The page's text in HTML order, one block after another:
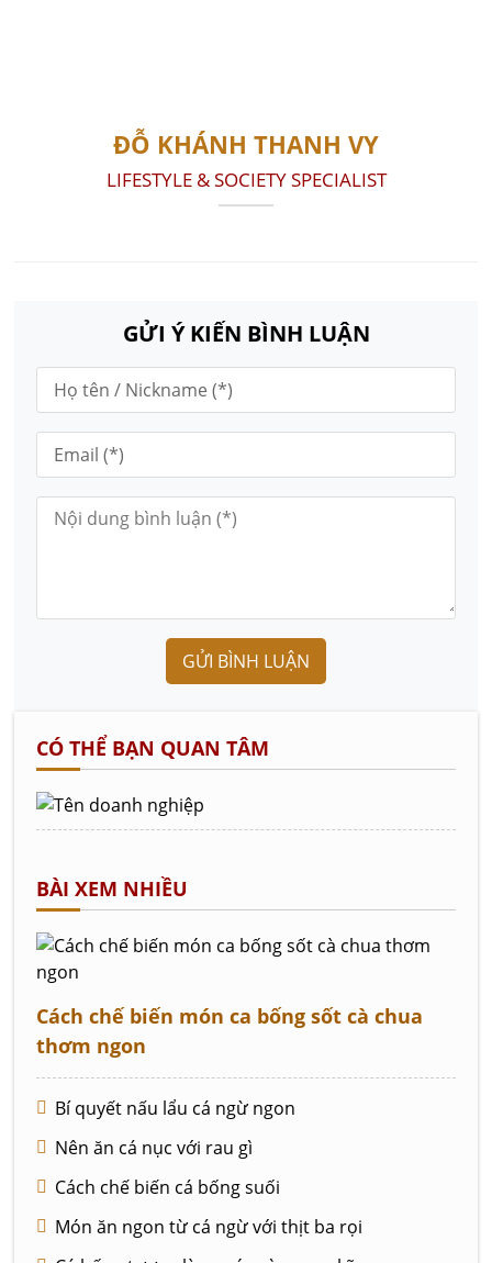
ĐỖ KHÁNH THANH VY
LIFESTYLE & SOCIETY SPECIALIST
GỬI Ý KIẾN BÌNH LUẬN
GỬI BÌNH LUẬN
CÓ THỂ BẠN QUAN TÂM
BÀI XEM NHIỀU
Cách chế biến món ca bống sốt cà chua
thơm ngon
Bí quyết nấu lẩu cá ngừ ngon
Nên ăn cá nục với rau gì
Cách chế biến cá bống suối
Món ăn ngon từ cá ngừ với thịt ba rọi